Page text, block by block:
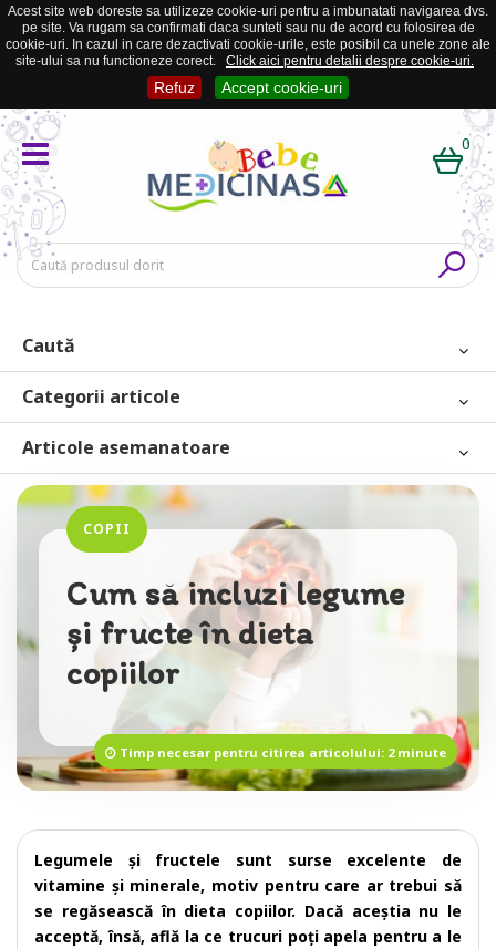
Acest site web doreste sa utilizeze cookie-uri pentru a imbunatati navigarea dvs.
pe site. Va rugam sa confirmati daca sunteti sau nu de acord cu folosirea de
cookie-uri. In cazul in care dezactivati cookie-urile, este posibil ca unele zone ale
site-ului sa nu functioneze corect.
Click aici pentru detalii despre cookie-uri.
Refuz Accept cookie-uri
0
Caută
Categorii articole
Articole asemanatoare
Timp necesar pentru citirea articolului: 2 minute
COPII
Cum să incluzi legume
și fructe în dieta
copiilor
Legumele și fructele sunt surse excelente de
vitamine și minerale, motiv pentru care ar trebui să
se regăsească în dieta copiilor. Dacă aceștia nu le
acceptă, însă, află la ce trucuri poți apela pentru a le